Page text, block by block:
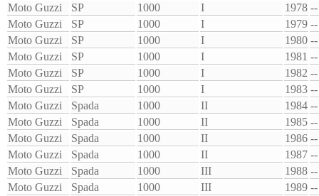
Moto Guzzi
SP 1000 I 1978 --
Moto Guzzi
SP 1000 I 1979 --
Moto Guzzi
SP 1000 I 1980 --
Moto Guzzi
SP 1000 I 1981 --
Moto Guzzi
SP 1000 I 1982 --
Moto Guzzi
SP 1000 I 1983 --
Moto Guzzi
Spada 1000 II 1984 --
Moto Guzzi
Spada 1000 II 1985 --
Moto Guzzi
Spada 1000 II 1986 --
Moto Guzzi
Spada 1000 II 1987 --
Moto Guzzi
Spada 1000 III 1988 --
Moto Guzzi
Spada 1000 III 1989 --